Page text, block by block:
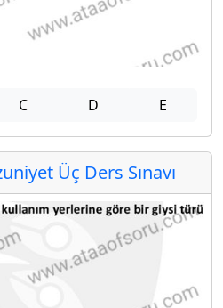
C D E
Üç Ders Sınavı